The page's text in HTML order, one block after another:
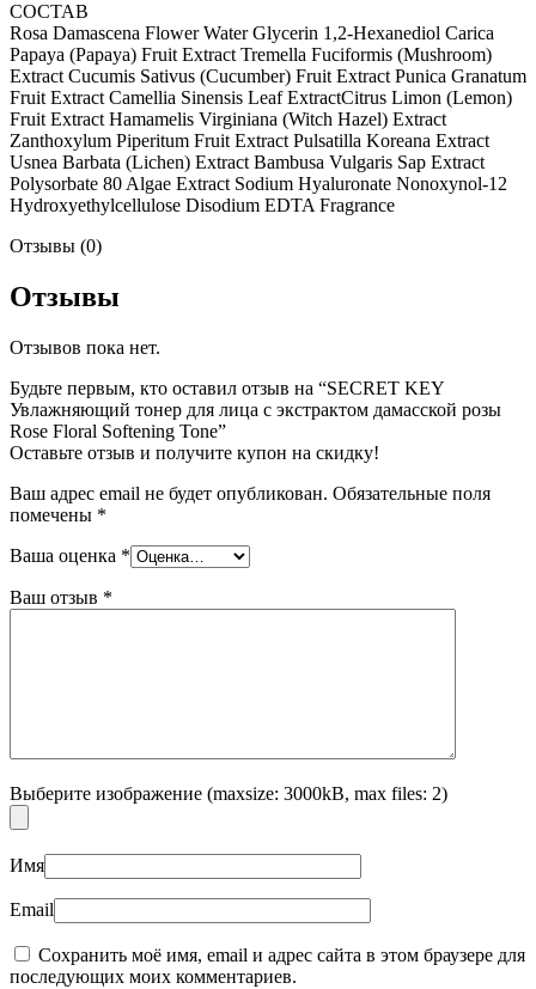
СОСТАВ
Rosa Damascena Flower Water Glycerin 1,2-Hexanediol Carica
Papaya (Papaya) Fruit Extract Tremella Fuciformis (Mushroom)
Extract Cucumis Sativus (Cucumber) Fruit Extract Punica Granatum
Fruit Extract Camellia Sinensis Leaf ExtractCitrus Limon (Lemon)
Fruit Extract Hamamelis Virginiana (Witch Hazel) Extract
Zanthoxylum Piperitum Fruit Extract Pulsatilla Koreana Extract
Usnea Barbata (Lichen) Extract Bambusa Vulgaris Sap Extract
Polysorbate 80 Algae Extract Sodium Hyaluronate Nonoxynol-12
Hydroxyethylcellulose Disodium EDTA Fragrance
Отзывы (0)
Отзывы
Отзывов пока нет.
Будьте первым, кто оставил отзыв на “SECRET KEY
Увлажняющий тонер для лица с экстрактом дамасской розы
Rose Floral Softening Tone”
Оставьте отзыв и получите купон на скидку!
Ваш адрес email не будет опубликован. Обязательные поля
помечены *
Ваша оценка *
Ваш отзыв *
Выберите изображение (maxsize: 3000kB, max files: 2)
Имя
Email
Сохранить моё имя, email и адрес сайта в этом браузере для
последующих моих комментариев.